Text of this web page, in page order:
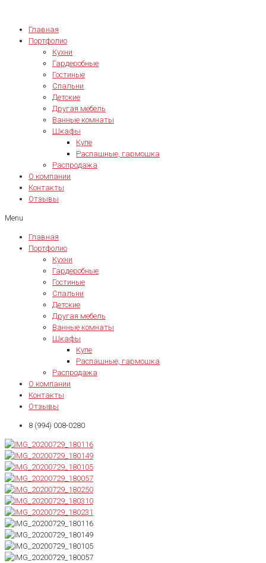
Главная
Портфолио
Кухни
Гардеробные
Гостиные
Спальни
Детские
Другая мебель
Ванные комнаты
Шкафы
Купе
Распашные, гармошка
Распродажа
О компании
Контакты
Отзывы
Menu
Главная
Портфолио
Кухни
Гардеробные
Гостиные
Спальни
Детские
Другая мебель
Ванные комнаты
Шкафы
Купе
Распашные, гармошка
Распродажа
О компании
Контакты
Отзывы
8 (994) 008-0280